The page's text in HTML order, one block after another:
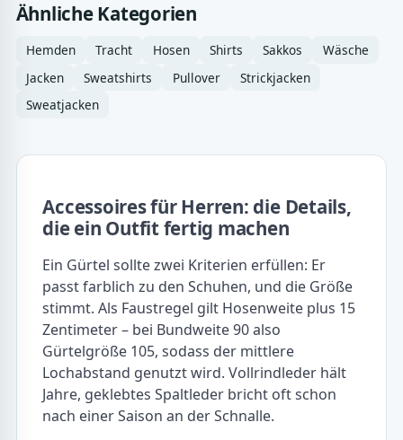
Ähnliche Kategorien
Hemden Tracht Hosen Shirts Sakkos
Wäsche
Jacken
Sweatshirts Pullover
Strickjacken
Sweatjacken
Accessoires für Herren: die Details,
die ein Outfit fertig machen
Ein Gürtel sollte zwei Kriterien erfüllen: Er
passt farblich zu den Schuhen, und die Größe
stimmt. Als Faustregel gilt Hosenweite plus 15
Zentimeter – bei Bundweite 90 also
Gürtelgröße 105, sodass der mittlere
Lochabstand genutzt wird. Vollrindleder hält
Jahre, geklebtes Spaltleder bricht oft schon
nach einer Saison an der Schnalle.